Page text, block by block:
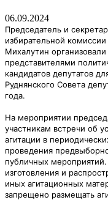
06.09.2024
Председатель и
избирательной
Михалутин
представителями
кандидатов депутатов
Руднянского Совета
года.
На мероприятии
участникам встречи об
агитации в
проведения
публичных
изготовления и
иных агитационных
запрещено размещать